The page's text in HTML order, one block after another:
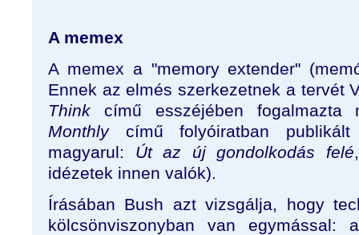
A memex
A memex a "memory extender"
Ennek az elmés szerkezetnek a tervét
Think című esszéjében
Monthly című folyóiratban
magyarul: Út az új gondolkodás felé
idézetek innen valók).
Írásában Bush azt vizsgálja, hogy
kölcsönviszonyban van egymással: